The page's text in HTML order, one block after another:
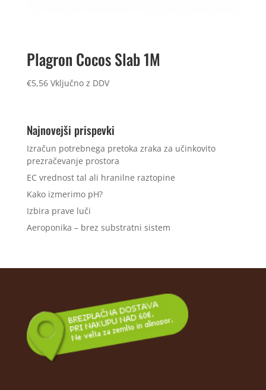
Plagron Cocos Slab 1M
€5,56 Vključno z DDV
Najnovejši prispevki
Izračun potrebnega pretoka zraka za učinkovito
prezračevanje prostora
EC vrednost tal ali hranilne raztopine
Kako izmerimo pH?
Izbira prave luči
Aeroponika – brez substratni sistem